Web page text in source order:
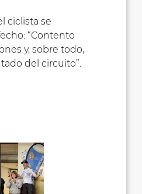
ciclista se
“Contento
y, sobre todo,
del circuito”.